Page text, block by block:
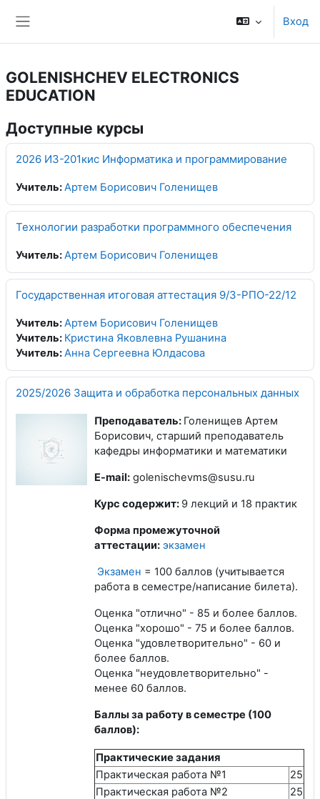
Вход
GOLENISHCHEV ELECTRONICS
EDUCATION
Доступные курсы
2026 ИЗ-201кис Информатика и программирование
Учитель:Артем Борисович Голенищев
Технологии разработки программного обеспечения
Учитель:Артем Борисович Голенищев
Государственная итоговая аттестация 9/3-РПО-22/12
Учитель:Артем Борисович Голенищев
Учитель: Кристина Яковлевна Рушанина
Учитель:Анна Сергеевна Юлдасова
2025/2026 Защита и обработка персональных данных
Преподаватель: Голенищев Артем
Борисович, старший преподаватель
кафедры информатики и математики
E-mail: golenischevms@susu.ru
Курс содержит: 9 лекций и 18 практик
Форма промежуточной
аттестации: экзамен
Экзамен = 100 баллов (учитывается
работа в семестре/написание билета).
Оценка "отлично" - 85 и более баллов.
Оценка "хорошо" - 75 и более баллов.
Оценка "удовлетворительно" - 60 и
более баллов.
Оценка "неудовлетворительно" -
менее 60 баллов.
Баллы за работу в семестре (100
баллов):
Практические задания
Практическая работа №1
25
Практическая работа №2
25